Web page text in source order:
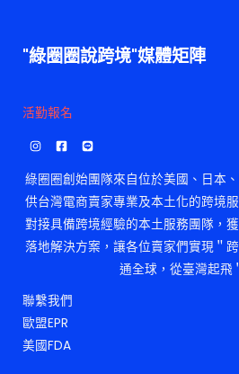
"綠圈圈說跨境"媒體矩陣
活勤報名
綠圈圈創始團隊來自位於美國、日本
供台灣電商賣家專業及本土化的跨境
對接具備跨境經驗的本土服務團隊，
落地解決方案，讓各位賣家們實現＂
通全球，從臺灣起飛
聯繫我們
歐盟EPR
美國FDA